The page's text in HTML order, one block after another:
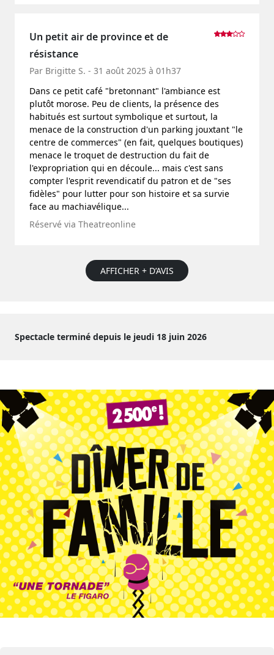
Un petit air de province et de
résistance
Par Brigitte S. - 31 août 2025 à 01h37
Dans ce petit café "bretonnant" l'ambiance est
plutôt morose. Peu de clients, la présence des
habitués est surtout symbolique et surtout, la
menace de la construction d'un parking jouxtant "le
centre de commerces" (en fait, quelques boutiques)
menace le troquet de destruction du fait de
l'expropriation qui en découle... mais c'est sans
compter l'esprit revendicatif du patron et de "ses
fidèles" pour lutter pour son histoire et sa survie
face au machiavélique...
Réservé via Theatreonline
AFFICHER + D’AVIS
Spectacle terminé depuis le jeudi 18 juin 2026